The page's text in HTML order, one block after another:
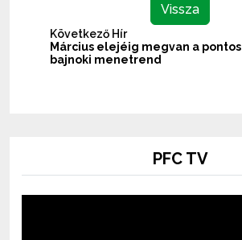
Vissza
Következő Hír
Március elejéig megvan a pontos
bajnoki menetrend
PFC TV